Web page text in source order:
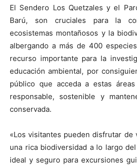
El Sendero Los Quetzales y el
Barú, son cruciales para la
ecosistemas montañosos y la
albergando a más de 400
recurso importante para la
educación ambiental, por
público que acceda a estas
responsable, sostenible y
conservada.
«Los visitantes pueden disfrutar de
una rica biodiversidad a lo largo
ideal y seguro para excursiones